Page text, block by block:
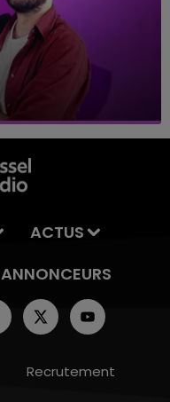
ACTUS
ANNONCEURS
Recrutement